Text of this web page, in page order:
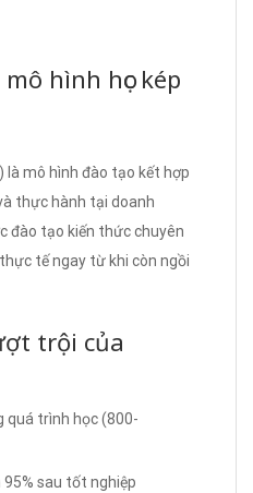
hình học kép
là mô hình đào tạo kết hợp
thực hành tại doanh
đào tạo kiến thức chuyên
tế ngay từ khi còn ngồi
trội của
quá trình học (800-
95% sau tốt nghiệp